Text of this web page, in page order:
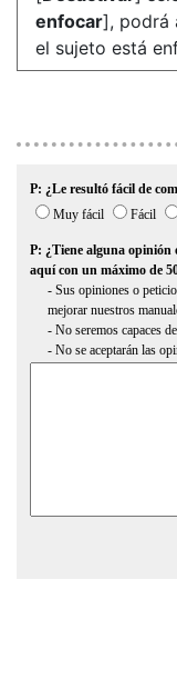
enfocar], podrá
el sujeto está